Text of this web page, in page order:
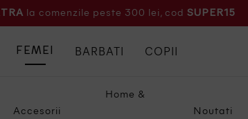
la comenzile peste 300 lei, cod SUPER15
Accesorii
Home &
Noutati
FEMEI BARBATI COPII